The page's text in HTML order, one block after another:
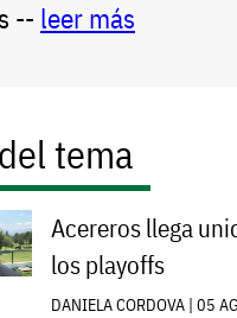
-- leer más
tema
Acereros llega
los playoffs
DANIELA CORDOVA | 05